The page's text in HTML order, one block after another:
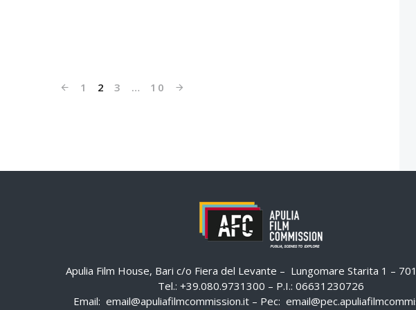
1 2 3 … 10
Apulia Film House, Bari c/o Fiera del Levante – Lungomare Starita 1 –
Tel.: +39.080.9731300 – P.I.: 06631230726
Email: email@apuliafilmcommission.it – Pec: